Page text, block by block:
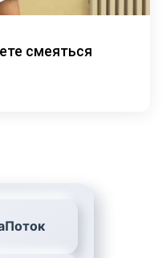
смеяться